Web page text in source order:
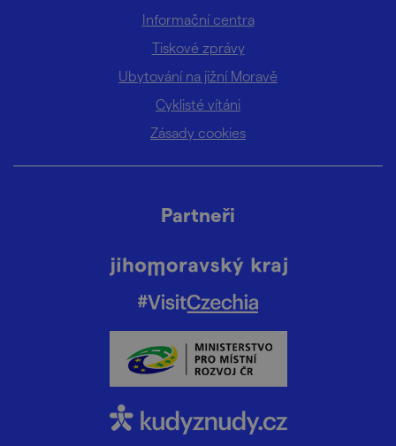
Informační centra
Tiskové zprávy
Ubytování na jižní Moravě
Cyklisté vítáni
Zásady cookies
Partneři